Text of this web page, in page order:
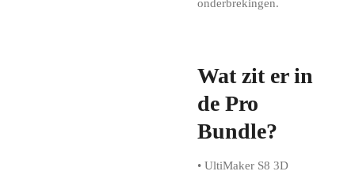
onderbrekingen.
Wat zit er in
de Pro
Bundle?
• UltiMaker S8 3D